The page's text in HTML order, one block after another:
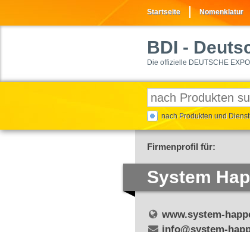
Startseite Nomenklatur
BDI -
Die offizielle DEUTSCHE
nach Produkten und
Firmenprofil für:
System
www.system-
info@system-